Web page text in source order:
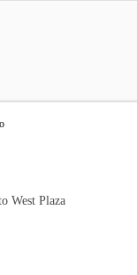
West Plaza